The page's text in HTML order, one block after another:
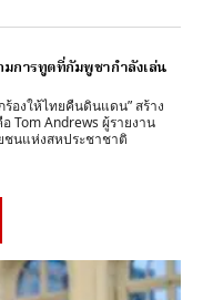
มการทูตที่กัมพูชากำลังเล่น
ร้องให้ไทยคืนดินแดน” สร้าง
Tom Andrews ผู้รายงาน
นแห่งสหประชาชาติ